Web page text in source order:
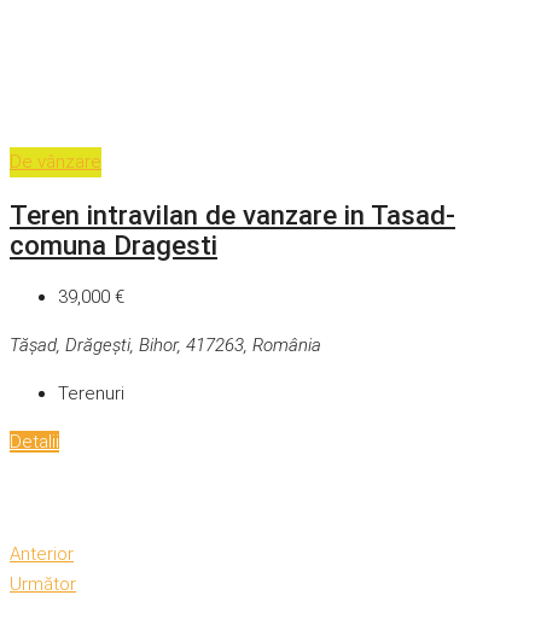
De vânzare
Teren intravilan de vanzare in Tasad-
comuna Dragesti
39,000 €
Tășad, Drăgești, Bihor, 417263, România
Terenuri
Detalii
Anterior
Următor